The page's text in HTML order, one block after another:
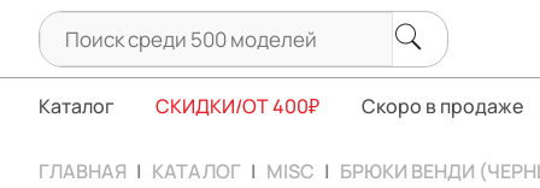
Каталог СКИДКИ/ОТ 400₽ Скоро в продаже
ГЛАВНАЯ КАТАЛОГ MISC БРЮКИ ВЕНДИ